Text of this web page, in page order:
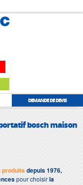
DEMANDE DE DEVIS
bosch maison
produits depuis 1976,
pour choisirla